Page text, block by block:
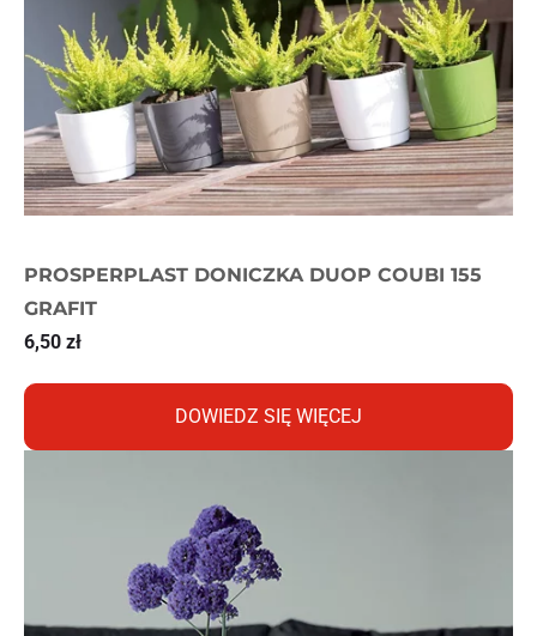
PROSPERPLAST DONICZKA DUOP COUBI 155
GRAFIT
6,50 zł
DOWIEDZ SIĘ WIĘCEJ